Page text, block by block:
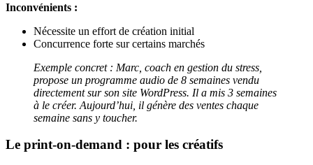
Inconvénients :
Nécessite un effort de création initial
Concurrence forte sur certains marchés
Exemple concret : Marc, coach en gestion du stress,
propose un programme audio de 8 semaines vendu
directement sur son site WordPress. Il a mis 3 semaines
à le créer. Aujourd’hui, il génère des ventes chaque
semaine sans y toucher.
Le print-on-demand : pour les créatifs